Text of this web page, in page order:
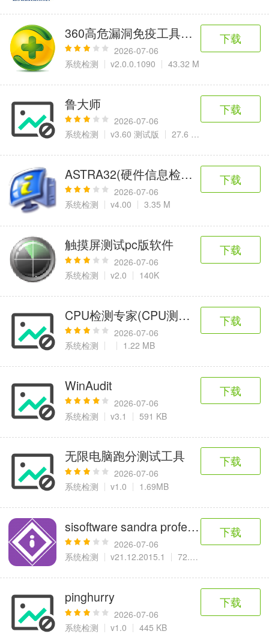
360高危漏洞免疫工具官方版
2026-07-06
系统检测
v2.0.0.1090 43.32 M
下载
鲁大师
2026-07-06
系统检测
v3.60 测试版 27.6 MB
下载
ASTRA32(硬件信息检测工具)
2026-07-06
系统检测
v4.00 3.35 M
下载
触摸屏测试pc版软件
2026-07-06
系统检测
v2.0 140K
下载
CPU检测专家(CPU测试软件) V1.6
2026-07-06
系统检测
1.22 MB
下载
WinAudit
2026-07-06
系统检测
v3.1 591 KB
下载
无限电脑跑分测试工具
2026-07-06
系统检测
v1.0 1.69MB
下载
sisoftware sandra professional专业商
2026-07-06
系统检测
v21.12.2015.1 72.52 MB
下载
pinghurry
2026-07-06
系统检测
v1.0 445 KB
下载